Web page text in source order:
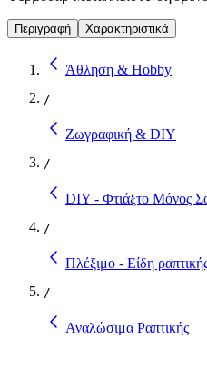
Περιγραφή Χαρακτηριστικά
Άθληση & Hobby
/
Ζωγραφική & DIY
/
DIY - Φτιάξτο Μόνος
/
Πλέξιμο - Είδη
/
Αναλώσιμα Ραπτικής